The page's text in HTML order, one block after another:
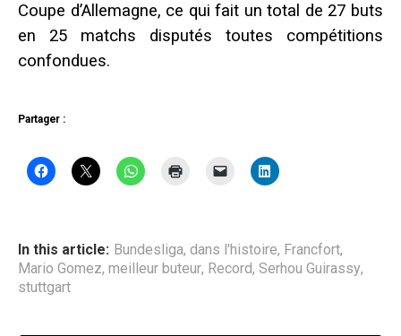
Coupe d’Allemagne, ce qui fait un total de 27 buts
en 25 matchs disputés toutes compétitions
confondues.
Partager :
In this article: Bundesliga, dans l'histoire, Francfort,
Mario Gomez, meilleur buteur, Record, Serhou Guirassy,
stuttgart